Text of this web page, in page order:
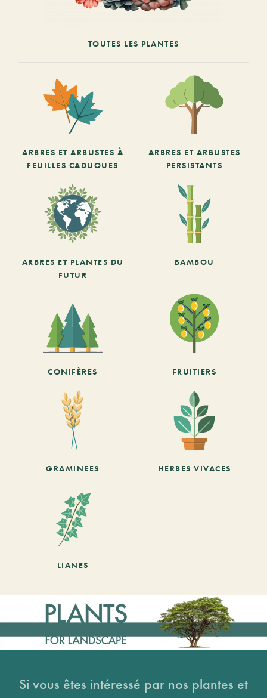
TOUTES LES PLANTES
ARBRES ET ARBUSTES À
FEUILLES CADUQUES
ARBRES ET ARBUSTES
PERSISTANTS
ARBRES ET PLANTES DU
FUTUR
BAMBOU
CONIFÈRES FRUITIERS
GRAMINEES HERBES VIVACES
LIANES
Si vous êtes intéressé par nos plantes et